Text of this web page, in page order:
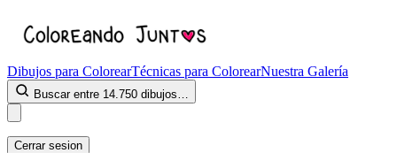
Dibujos para ColorearTécnicas para ColorearNuestra Galería
Buscar entre 14.750 dibujos…
Cerrar sesion